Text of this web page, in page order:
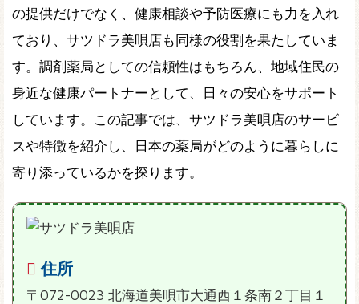
の提供だけでなく、健康相談や予防医療にも力を入れ
ており、サツドラ美唄店も同様の役割を果たしていま
す。調剤薬局としての信頼性はもちろん、地域住民の
身近な健康パートナーとして、日々の安心をサポート
しています。この記事では、サツドラ美唄店のサービ
スや特徴を紹介し、日本の薬局がどのように暮らしに
寄り添っているかを探ります。
住所
〒072-0023 北海道美唄市大通西１条南２丁目１